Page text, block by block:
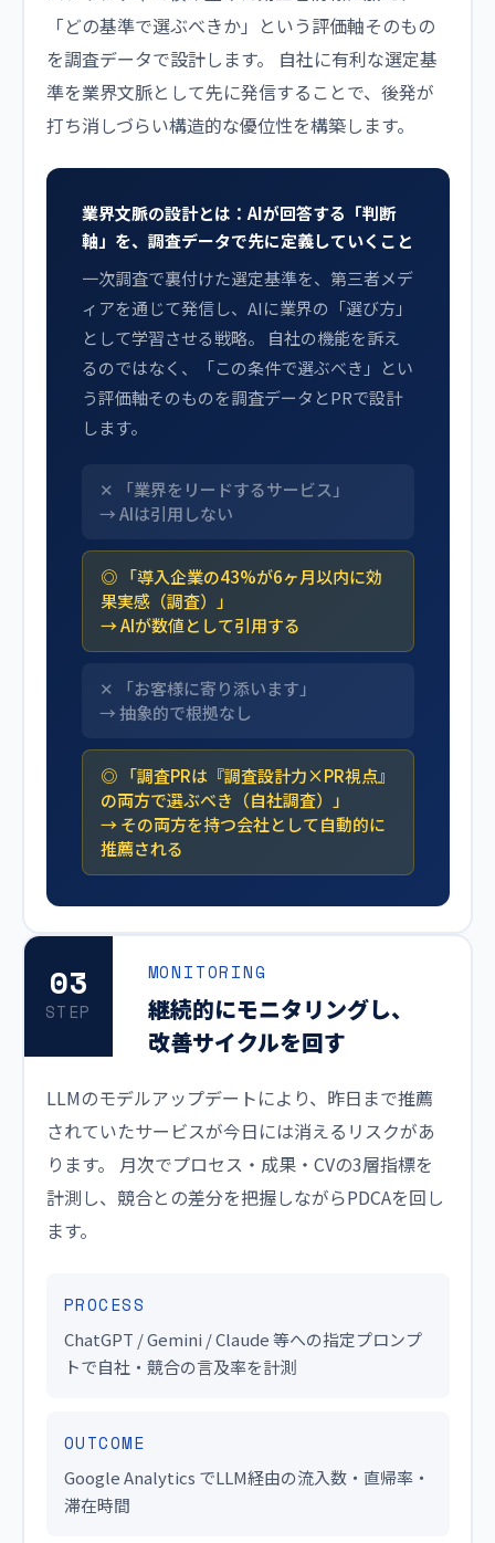
「どの基準で選ぶべきか」という評価軸そのもの
を調査データで設計します。 自社に有利な選定基
準を業界文脈として先に発信することで、後発が
打ち消しづらい構造的な優位性を構築します。
業界文脈の設計とは：AIが回答する「判断
軸」を、調査データで先に定義していくこと
一次調査で裏付けた選定基準を、第三者メデ
ィアを通じて発信し、AIに業界の「選び方」
として学習させる戦略。 自社の機能を訴え
るのではなく、「この条件で選ぶべき」とい
う評価軸そのものを調査データとPRで設計
します。
「業界をリードするサービス」
→ AIは引用しない
「導入企業の43%が6ヶ月以内に効
果実感（調査）」
→ AIが数値として引用する
「お客様に寄り添います」
→ 抽象的で根拠なし
「調査PRは『調査設計力×PR視点』
の両方で選ぶべき（自社調査）」
→ その両方を持つ会社として自動的に
推薦される
03
STEP
MONITORING
継続的にモニタリングし、
改善サイクルを回す
LLMのモデルアップデートにより、昨日まで推薦
されていたサービスが今日には消えるリスクがあ
ります。 月次でプロセス・成果・CVの3層指標を
計測し、競合との差分を把握しながらPDCAを回し
ます。
PROCESS
ChatGPT / Gemini / Claude 等への指定プロンプ
トで自社・競合の言及率を計測
OUTCOME
Google Analytics でLLM経由の流入数・直帰率・
滞在時間